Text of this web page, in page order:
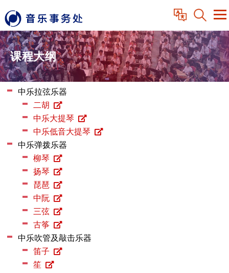
课程大纲
中乐拉弦乐器
二胡
中乐大提琴
中乐低音大提琴
中乐弹拨乐器
柳琴
扬琴
琵琶
中阮
三弦
古筝
中乐吹管及敲击乐器
笛子
笙